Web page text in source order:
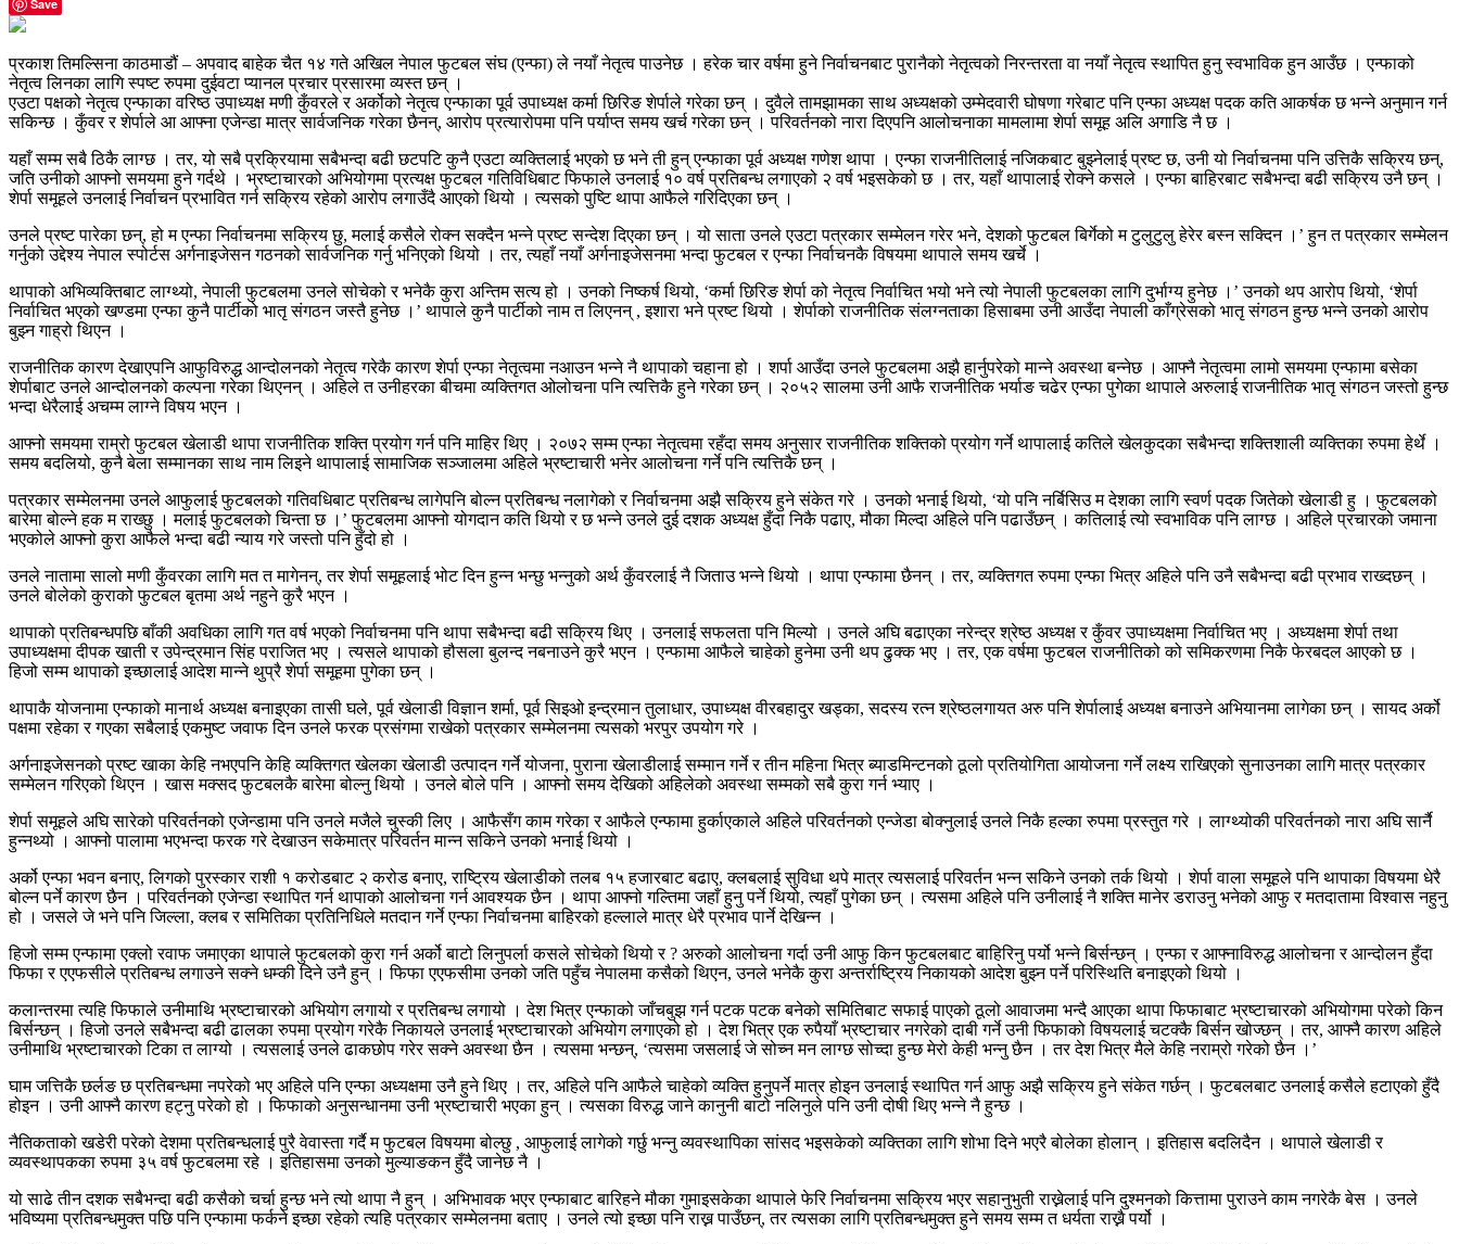
Save
प्रकाश तिमल्सिना काठमाडौं – अपवाद बाहेक चैत १४ गते अखिल नेपाल फुटबल संघ (एन्फा) ले नयाँ नेतृत्व पाउनेछ । हरेक चार वर्षमा हुने निर्वाचनबाट पुरानैको नेतृत्वको निरन्तरता वा नयाँ नेतृत्व स्थापित हुनु स्वभाविक हुन आउँछ । एन्फाको
नेतृत्व लिनका लागि स्पष्ट रुपमा दुईवटा प्यानल प्रचार प्रसारमा व्यस्त छन् ।
एउटा पक्षको नेतृत्व एन्फाका वरिष्ठ उपाध्यक्ष मणी कुँवरले र अर्कोको नेतृत्व एन्फाका पूर्व उपाध्यक्ष कर्मा छिरिङ शेर्पाले गरेका छन् । दुवैले तामझामका साथ अध्यक्षको उम्मेदवारी घोषणा गरेबाट पनि एन्फा अध्यक्ष पदक कति आकर्षक छ भन्ने अनुमान गर्न
सकिन्छ । कुँवर र शेर्पाले आ आफ्ना एजेन्डा मात्र सार्वजनिक गरेका छैनन्, आरोप प्रत्यारोपमा पनि पर्याप्त समय खर्च गरेका छन् । परिवर्तनको नारा दिएपनि आलोचनाका मामलामा शेर्पा समूह अलि अगाडि नै छ ।
यहाँ सम्म सबै ठिकै लाग्छ । तर, यो सबै प्रक्रियामा सबैभन्दा बढी छटपटि कुनै एउटा व्यक्तिलाई भएको छ भने ती हुन् एन्फाका पूर्व अध्यक्ष गणेश थापा । एन्फा राजनीतिलाई नजिकबाट बुझ्नेलाई प्रष्ट छ, उनी यो निर्वाचनमा पनि उत्तिकै सक्रिय छन्,
जति उनीको आफ्नो समयमा हुने गर्दथे । भ्रष्टाचारको अभियोगमा प्रत्यक्ष फुटबल गतिविधिबाट फिफाले उनलाई १० वर्ष प्रतिबन्ध लगाएको २ वर्ष भइसकेको छ । तर, यहाँ थापालाई रोक्ने कसले । एन्फा बाहिरबाट सबैभन्दा बढी सक्रिय उनै छन् ।
शेर्पा समूहले उनलाई निर्वाचन प्रभावित गर्न सक्रिय रहेको आरोप लगाउँदै आएको थियो । त्यसको पुष्टि थापा आफैले गरिदिएका छन् ।
उनले प्रष्ट पारेका छन्, हो म एन्फा निर्वाचनमा सक्रिय छु, मलाई कसैले रोक्न सक्दैन भन्ने प्रष्ट सन्देश दिएका छन् । यो साता उनले एउटा पत्रकार सम्मेलन गरेर भने, देशको फुटबल बिर्गेको म टुलुटुलु हेरेर बस्न सक्दिन ।’ हुन त पत्रकार सम्मेलन
गर्नुको उद्देश्य नेपाल स्पोर्टस अर्गनाइजेसन गठनको सार्वजनिक गर्नु भनिएको थियो । तर, त्यहाँ नयाँ अर्गनाइजेसनमा भन्दा फुटबल र एन्फा निर्वाचनकै विषयमा थापाले समय खर्चे ।
थापाको अभिव्यक्तिबाट लाग्थ्यो, नेपाली फुटबलमा उनले सोचेको र भनेकै कुरा अन्तिम सत्य हो । उनको निष्कर्ष थियो, ‘कर्मा छिरिङ शेर्पा को नेतृत्व निर्वाचित भयो भने त्यो नेपाली फुटबलका लागि दुर्भाग्य हुनेछ ।’ उनको थप आरोप थियो, ‘शेर्पा
निर्वाचित भएको खण्डमा एन्फा कुनै पार्टीको भातृ संगठन जस्तै हुनेछ ।’ थापाले कुनै पार्टीको नाम त लिएनन् , इशारा भने प्रष्ट थियो । शेर्पाको राजनीतिक संलग्नताका हिसाबमा उनी आउँदा नेपाली काँग्रेसको भातृ संगठन हुन्छ भन्ने उनको आरोप
बुझ्न गाह्रो थिएन ।
राजनीतिक कारण देखाएपनि आफुविरुद्ध आन्दोलनको नेतृत्व गरेकै कारण शेर्पा एन्फा नेतृत्वमा नआउन भन्ने नै थापाको चहाना हो । शर्पा आउँदा उनले फुटबलमा अझै हार्नुपरेको मान्ने अवस्था बन्नेछ । आफ्नै नेतृत्वमा लामो समयमा एन्फामा बसेका
शेर्पाबाट उनले आन्दोलनको कल्पना गरेका थिएनन् । अहिले त उनीहरका बीचमा व्यक्तिगत ओलोचना पनि त्यत्तिकै हुने गरेका छन् । २०५२ सालमा उनी आफै राजनीतिक भर्याङ चढेर एन्फा पुगेका थापाले अरुलाई राजनीतिक भातृ संगठन जस्तो हुन्छ
भन्दा धेरैलाई अचम्म लाग्ने विषय भएन ।
आफ्नो समयमा राम्रो फुटबल खेलाडी थापा राजनीतिक शक्ति प्रयोग गर्न पनि माहिर थिए । २०७२ सम्म एन्फा नेतृत्वमा रहँदा समय अनुसार राजनीतिक शक्तिको प्रयोग गर्ने थापालाई कतिले खेलकुदका सबैभन्दा शक्तिशाली व्यक्तिका रुपमा हेर्थे ।
समय बदलियो, कुनै बेला सम्मानका साथ नाम लिइने थापालाई सामाजिक सञ्जालमा अहिले भ्रष्टाचारी भनेर आलोचना गर्ने पनि त्यत्तिकै छन् ।
पत्रकार सम्मेलनमा उनले आफुलाई फुटबलको गतिवधिबाट प्रतिबन्ध लागेपनि बोल्न प्रतिबन्ध नलागेको र निर्वाचनमा अझै सक्रिय हुने संकेत गरे । उनको भनाई थियो, ‘यो पनि नर्बिसिउ म देशका लागि स्वर्ण पदक जितेको खेलाडी हु । फुटबलको
बारेमा बोल्ने हक म राख्छु । मलाई फुटबलको चिन्ता छ ।’ फुटबलमा आफ्नो योगदान कति थियो र छ भन्ने उनले दुई दशक अध्यक्ष हुँदा निकै पढाए, मौका मिल्दा अहिले पनि पढाउँछन् । कतिलाई त्यो स्वभाविक पनि लाग्छ । अहिले प्रचारको जमाना
भएकोले आफ्नो कुरा आफैले भन्दा बढी न्याय गरे जस्तो पनि हुँदो हो ।
उनले नातामा सालो मणी कुँवरका लागि मत त मागेनन्, तर शेर्पा समूहलाई भोट दिन हुन्न भन्छु भन्नुको अर्थ कुँवरलाई नै जिताउ भन्ने थियो । थापा एन्फामा छैनन् । तर, व्यक्तिगत रुपमा एन्फा भित्र अहिले पनि उनै सबैभन्दा बढी प्रभाव राख्दछन् ।
उनले बोलेको कुराको फुटबल बृतमा अर्थ नहुने कुरै भएन ।
थापाको प्रतिबन्धपछि बाँकी अवधिका लागि गत वर्ष भएको निर्वाचनमा पनि थापा सबैभन्दा बढी सक्रिय थिए । उनलाई सफलता पनि मिल्यो । उनले अघि बढाएका नरेन्द्र श्रेष्ठ अध्यक्ष र कुँवर उपाध्यक्षमा निर्वाचित भए । अध्यक्षमा शेर्पा तथा
उपाध्यक्षमा दीपक खाती र उपेन्द्रमान सिंह पराजित भए । त्यसले थापाको हौसला बुलन्द नबनाउने कुरै भएन । एन्फामा आफैले चाहेको हुनेमा उनी थप ढुक्क भए । तर, एक वर्षमा फुटबल राजनीतिको को समिकरणमा निकै फेरबदल आएको छ ।
हिजो सम्म थापाको इच्छालाई आदेश मान्ने थुप्रै शेर्पा समूहमा पुगेका छन् ।
थापाकै योजनामा एन्फाको मानार्थ अध्यक्ष बनाइएका तासी घले, पूर्व खेलाडी विज्ञान शर्मा, पूर्व सिइओ इन्द्रमान तुलाधार, उपाध्यक्ष वीरबहादुर खड्का, सदस्य रत्न श्रेष्ठलगायत अरु पनि शेर्पालाई अध्यक्ष बनाउने अभियानमा लागेका छन् । सायद अर्को
पक्षमा रहेका र गएका सबैलाई एकमुष्ट जवाफ दिन उनले फरक प्रसंगमा राखेको पत्रकार सम्मेलनमा त्यसको भरपुर उपयोग गरे ।
अर्गनाइजेसनको प्रष्ट खाका केहि नभएपनि केहि व्यक्तिगत खेलका खेलाडी उत्पादन गर्ने योजना, पुराना खेलाडीलाई सम्मान गर्ने र तीन महिना भित्र ब्याडमिन्टनको ठूलो प्रतियोगिता आयोजना गर्ने लक्ष्य राखिएको सुनाउनका लागि मात्र पत्रकार
सम्मेलन गरिएको थिएन । खास मक्सद फुटबलकै बारेमा बोल्नु थियो । उनले बोले पनि । आफ्नो समय देखिको अहिलेको अवस्था सम्मको सबै कुरा गर्न भ्याए ।
शेर्पा समूहले अघि सारेको परिवर्तनको एजेन्डामा पनि उनले मजैले चुस्की लिए । आफैसँग काम गरेका र आफैले एन्फामा हुर्काएकाले अहिले परिवर्तनको एन्जेडा बोक्नुलाई उनले निकै हल्का रुपमा प्रस्तुत गरे । लाग्थ्योकी परिवर्तनको नारा अघि सार्नै
हुन्नथ्यो । आफ्नो पालामा भएभन्दा फरक गरे देखाउन सकेमात्र परिवर्तन मान्न सकिने उनको भनाई थियो ।
अर्को एन्फा भवन बनाए, लिगको पुरस्कार राशी १ करोडबाट २ करोड बनाए, राष्ट्रिय खेलाडीको तलब १५ हजारबाट बढाए, क्लबलाई सुविधा थपे मात्र त्यसलाई परिवर्तन भन्न सकिने उनको तर्क थियो । शेर्पा वाला समूहले पनि थापाका विषयमा धेरै
बोल्न पर्ने कारण छैन । परिवर्तनको एजेन्डा स्थापित गर्न थापाको आलोचना गर्न आवश्यक छैन । थापा आफ्नो गल्तिमा जहाँ हुनु पर्ने थियो, त्यहाँ पुगेका छन् । त्यसमा अहिले पनि उनीलाई नै शक्ति मानेर डराउनु भनेको आफु र मतदातामा विश्वास नहुनु
हो । जसले जे भने पनि जिल्ला, क्लब र समितिका प्रतिनिधिले मतदान गर्ने एन्फा निर्वाचनमा बाहिरको हल्लाले मात्र धेरै प्रभाव पार्ने देखिन्न ।
हिजो सम्म एन्फामा एक्लो रवाफ जमाएका थापाले फुटबलको कुरा गर्न अर्को बाटो लिनुपर्ला कसले सोचेको थियो र ? अरुको आलोचना गर्दा उनी आफु किन फुटबलबाट बाहिरिनु पर्यो भन्ने बिर्सन्छन् । एन्फा र आफ्नाविरुद्ध आलोचना र आन्दोलन हुँदा
फिफा र एएफसीले प्रतिबन्ध लगाउने सक्ने धम्की दिने उनै हुन् । फिफा एएफसीमा उनको जति पहुँच नेपालमा कसैको थिएन, उनले भनेकै कुरा अन्तर्राष्ट्रिय निकायको आदेश बुझ्न पर्ने परिस्थिति बनाइएको थियो ।
कलान्तरमा त्यहि फिफाले उनीमाथि भ्रष्टाचारको अभियोग लगायो र प्रतिबन्ध लगायो । देश भित्र एन्फाको जाँचबुझ गर्न पटक पटक बनेको समितिबाट सफाई पाएको ठूलो आवाजमा भन्दै आएका थापा फिफाबाट भ्रष्टाचारको अभियोगमा परेको किन
बिर्सन्छन् । हिजो उनले सबैभन्दा बढी ढालका रुपमा प्रयोग गरेकै निकायले उनलाई भ्रष्टाचारको अभियोग लगाएको हो । देश भित्र एक रुपैयाँ भ्रष्टाचार नगरेको दाबी गर्ने उनी फिफाको विषयलाई चटक्कै बिर्सन खोज्छन् । तर, आफ्नै कारण अहिले
उनीमाथि भ्रष्टाचारको टिका त लाग्यो । त्यसलाई उनले ढाकछोप गरेर सक्ने अवस्था छैन । त्यसमा भन्छन्, ‘त्यसमा जसलाई जे सोच्न मन लाग्छ सोच्दा हुन्छ मेरो केही भन्नु छैन । तर देश भित्र मैले केहि नराम्रो गरेको छैन ।’
घाम जत्तिकै छर्लङ छ प्रतिबन्धमा नपरेको भए अहिले पनि एन्फा अध्यक्षमा उनै हुने थिए । तर, अहिले पनि आफैले चाहेको व्यक्ति हुनुपर्ने मात्र होइन उनलाई स्थापित गर्न आफु अझै सक्रिय हुने संकेत गर्छन् । फुटबलबाट उनलाई कसैले हटाएको हुँदै
होइन । उनी आफ्नै कारण हट्नु परेको हो । फिफाको अनुसन्धानमा उनी भ्रष्टाचारी भएका हुन् । त्यसका विरुद्ध जाने कानुनी बाटो नलिनुले पनि उनी दोषी थिए भन्ने नै हुन्छ ।
नैतिकताको खडेरी परेको देशमा प्रतिबन्धलाई पुरै वेवास्ता गर्दै म फुटबल विषयमा बोल्छु , आफुलाई लागेको गर्छु भन्नु व्यवस्थापिका सांसद भइसकेको व्यक्तिका लागि शोभा दिने भएरै बोलेका होलान् । इतिहास बदलिदैन । थापाले खेलाडी र
व्यवस्थापकका रुपमा ३५ वर्ष फुटबलमा रहे । इतिहासमा उनको मुल्याङकन हुँदै जानेछ नै ।
यो साढे तीन दशक सबैभन्दा बढी कसैको चर्चा हुन्छ भने त्यो थापा नै हुन् । अभिभावक भएर एन्फाबाट बारिहने मौका गुमाइसकेका थापाले फेरि निर्वाचनमा सक्रिय भएर सहानुभुती राख्नेलाई पनि दुश्मनको कित्तामा पुराउने काम नगरेकै बेस । उनले
भविष्यमा प्रतिबन्धमुक्त पछि पनि एन्फामा फर्कने इच्छा रहेको त्यहि पत्रकार सम्मेलनमा बताए । उनले त्यो इच्छा पनि राख्न पाउँछन्, तर त्यसका लागि प्रतिबन्धमुक्त हुने समय सम्म त धर्यता राख्नै पर्यो ।